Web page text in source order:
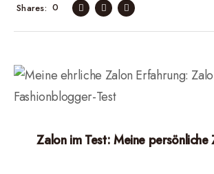
0
Shares
Zalon im Test: Meine persönliche